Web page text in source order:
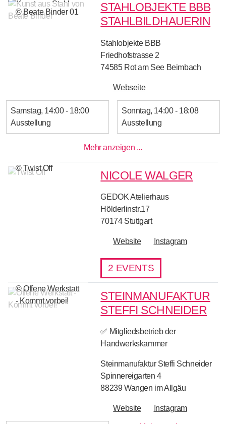
© Beate Binder 01
STAHLOBJEKTE BBB
STAHLBILDHAUERIN
Stahlobjekte BBB
Friedhofstrasse 2
74585 Rot am See Beimbach
Webseite
Samstag 14:00 - 18:00
Ausstellung
Sonntag 14:00 - 18:08
Ausstellung
Mehr anzeigen ...
© Twist Off
NICOLE WALGER
GEDOK Atelierhaus
Hölderlinstr.17
70174 Stuttgart
Website Instagram
2 EVENTS
© Offene Werkstatt
- Kommt vorbei!
STEINMANUFAKTUR
STEFFI SCHNEIDER
✅ Mitgliedsbetrieb der
Handwerkskammer
Steinmanufaktur Steffi Schneider
Spinnereigarten 4
88239 Wangen im Allgäu
Website Instagram